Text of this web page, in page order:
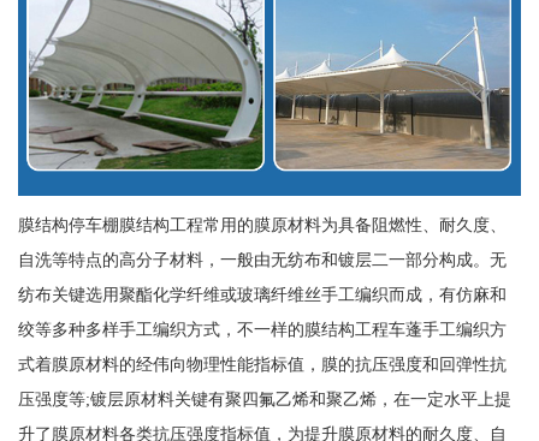
膜结构停车棚膜结构工程常用的膜原材料为具备阻燃性、耐久度、
自洗等特点的高分子材料，一般由无纺布和镀层二一部分构成。无
纺布关键选用聚酯化学纤维或玻璃纤维丝手工编织而成，有仿麻和
绞等多种多样手工编织方式，不一样的膜结构工程车蓬手工编织方
式着膜原材料的经伟向物理性能指标值，膜的抗压强度和回弹性抗
压强度等;镀层原材料关键有聚四氟乙烯和聚乙烯，在一定水平上提
升了膜原材料各类抗压强度指标值，为提升膜原材料的耐久度、自